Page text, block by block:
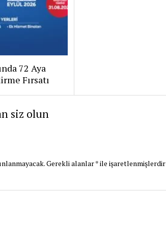
72 Aya
Fırsatı
siz olun
Gerekli alanlar*ile işaretlenmişlerdir